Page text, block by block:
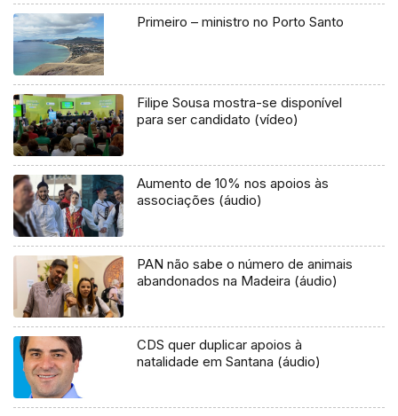
Primeiro – ministro no Porto Santo
Filipe Sousa mostra-se disponível
para ser candidato (vídeo)
Aumento de 10% nos apoios às
associações (áudio)
PAN não sabe o número de animais
abandonados na Madeira (áudio)
CDS quer duplicar apoios à
natalidade em Santana (áudio)